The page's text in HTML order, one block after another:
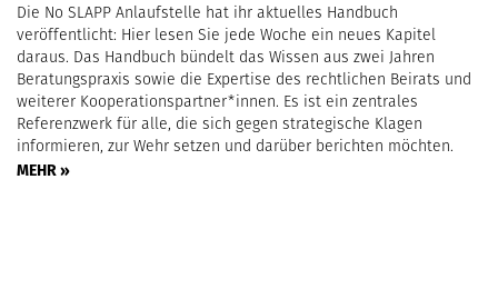
Die No SLAPP Anlaufstelle hat ihr aktuelles Handbuch
veröffentlicht: Hier lesen Sie jede Woche ein neues Kapitel
daraus. Das Handbuch bündelt das Wissen aus zwei Jahren
Beratungspraxis sowie die Expertise des rechtlichen Beirats und
weiterer Kooperationspartner*innen. Es ist ein zentrales
Referenzwerk für alle, die sich gegen strategische Klagen
informieren, zur Wehr setzen und darüber berichten möchten.
MEHR »